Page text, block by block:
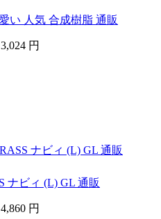
い 人気 合成樹脂 通販
3,024 円
ナビィ (L) GL 通販
4,860 円